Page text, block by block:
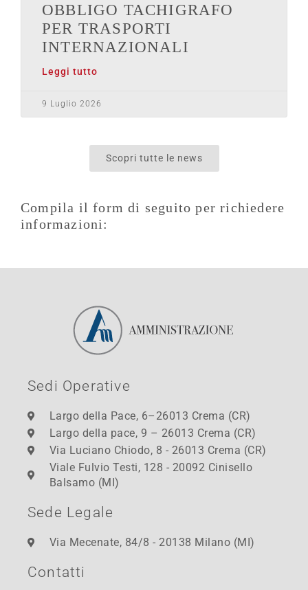
OBBLIGO TACHIGRAFO
PER TRASPORTI
INTERNAZIONALI
Leggi tutto
9 Luglio 2026
Scopri tutte le news
Compila il form di seguito per richiedere
informazioni:
Sedi Operative
Largo della Pace, 6–26013 Crema (CR)
Largo della pace, 9 – 26013 Crema (CR)
Via Luciano Chiodo, 8 - 26013 Crema (CR)
Viale Fulvio Testi, 128 - 20092 Cinisello
Balsamo (MI)
Sede Legale
Via Mecenate, 84/8 - 20138 Milano (MI)
Contatti